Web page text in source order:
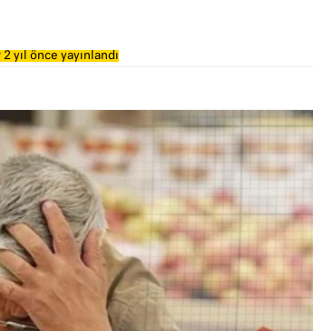
yıl önce yayınlandı